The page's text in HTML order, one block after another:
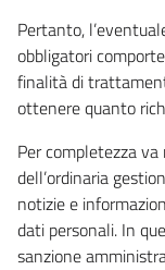
Pertanto,
obbligatori
finalità di
ottenere quanto
Per completezza
dell’ordinaria
notizie e
dati personali. In
sanzione